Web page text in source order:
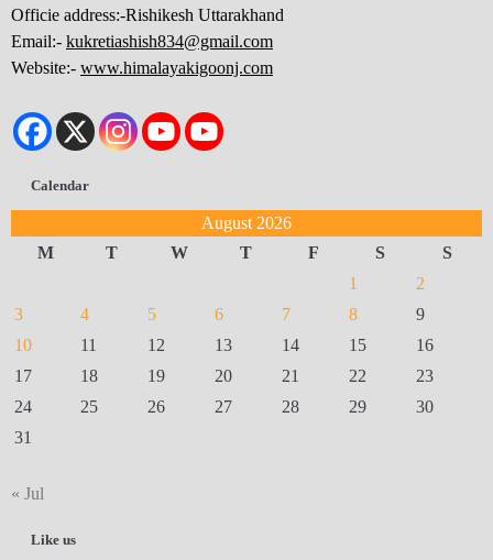
Officie address:-Rishikesh Uttarakhand
Email:- kukretiashish834@gmail.com
Website:- www.himalayakigoonj.com
Calendar
August 2026
M
T W T F S
S
1
2
3
4 5 6 7 8
9
10
11 12 13 14 15
16
17
18 19 20 21 22
23
24
25 26 27 28 29
30
31
« Jul
Like us